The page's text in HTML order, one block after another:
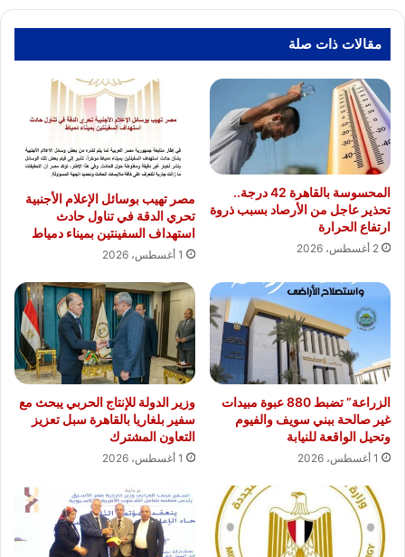
مقالات ذات صلة
المحسوسة بالقاهرة 42 درجة..
تحذير عاجل من الأرصاد بسبب ذروة
ارتفاع الحرارة
2 أغسطس، 2026
مصر تهيب بوسائل الإعلام الأجنبية
تحري الدقة في تناول حادث
استهداف السفينتين بميناء دمياط
1 أغسطس، 2026
الزراعة” تضبط 880 عبوة مبيدات
غير صالحة ببني سويف والفيوم
وتحيل الواقعة للنيابة
1 أغسطس، 2026
وزير الدولة للإنتاج الحربي يبحث مع
سفير بلغاريا بالقاهرة سبل تعزيز
التعاون المشترك
1 أغسطس، 2026